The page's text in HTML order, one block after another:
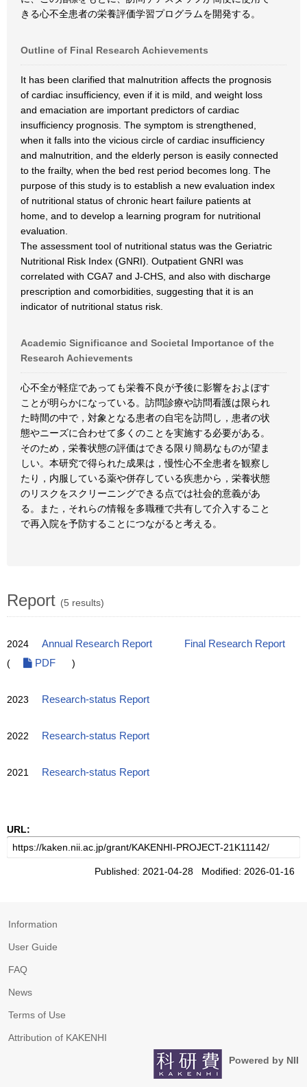
きる心不全患者の栄養評価学習プログラムを開発する。
Outline of Final Research Achievements
It has been clarified that malnutrition affects the prognosis
of cardiac insufficiency, even if it is mild, and weight loss
and emaciation are important predictors of cardiac
insufficiency prognosis. The symptom is strengthened,
when it falls into the vicious circle of cardiac insufficiency
and malnutrition, and the elderly person is easily connected
to the frailty, when the bed rest period becomes long. The
purpose of this study is to establish a new evaluation index
of nutritional status of chronic heart failure patients at
home, and to develop a learning program for nutritional
evaluation.
The assessment tool of nutritional status was the Geriatric
Nutritional Risk Index (GNRI). Outpatient GNRI was
correlated with CGA7 and J-CHS, and also with discharge
prescription and comorbidities, suggesting that it is an
indicator of nutritional status risk.
Academic Significance and Societal Importance of the
Research Achievements
心不全が軽症であっても栄養不良が予後に影響をおよぼす
ことが明らかになっている。訪問診療や訪問看護は限られ
た時間の中で，対象となる患者の自宅を訪問し，患者の状
態やニーズに合わせて多くのことを実施する必要がある。
そのため，栄養状態の評価はできる限り簡易なものが望ま
しい。本研究で得られた成果は，慢性心不全患者を観察し
たり，内服している薬や併存している疾患から，栄養状態
のリスクをスクリーニングできる点では社会的意義があ
る。また，それらの情報を多職種で共有して介入すること
で再入院を予防することにつながると考える。
Report (5 results)
2024 Annual Research Report
Final Research Report
(
PDF )
2023 Research-status Report
2022 Research-status Report
2021 Research-status Report
URL:
Published: 2021-04-28 Modified: 2026-01-16
Information
User Guide
FAQ
News
Terms of Use
Attribution of KAKENHI
Powered by NII